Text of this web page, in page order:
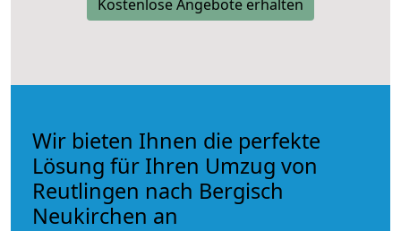
Kostenlose Angebote erhalten
Wir bieten Ihnen die perfekte
Lösung für Ihren Umzug von
Reutlingen nach Bergisch
Neukirchen an